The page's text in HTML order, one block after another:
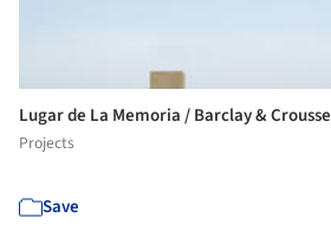
Lugar de La Memoria / Barclay & Crousse
Projects
Save